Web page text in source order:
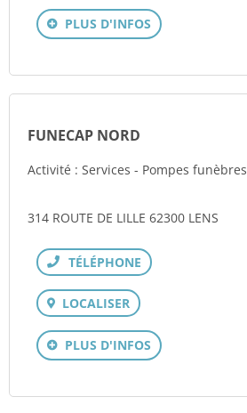
PLUS D'INFOS
FUNECAP NORD
Activité : Services - Pompes funèbres
314 ROUTE DE LILLE 62300 LENS
Téléphone
LOCALISER
PLUS D'INFOS